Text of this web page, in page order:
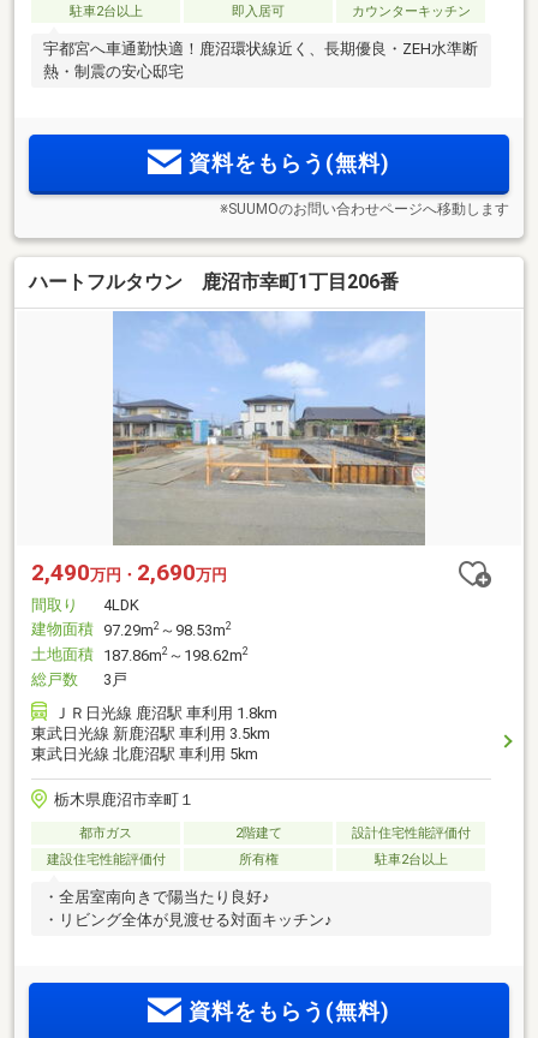
駐車2台以上 即入居可 カウンターキッチン
宇都宮へ車通勤快適！鹿沼環状線近く、長期優良・ZEH水準断
熱・制震の安心邸宅
資料をもらう(無料)
※SUUMOのお問い合わせページへ移動します
ハートフルタウン 鹿沼市幸町1丁目206番
2,490万円・ 2,690万円
間取り
4LDK
建物面積 97.29m2 ～98.53m2
土地面積 187.86m2 ～198.62m2
総戸数
3戸
ＪＲ日光線 鹿沼駅 車利用 1.8km
東武日光線 新鹿沼駅 車利用 3.5km
東武日光線 北鹿沼駅 車利用 5km
栃木県鹿沼市幸町１
都市ガス 2階建て
設計住宅性能評価付
建設住宅性能評価付
所有権 駐車2台以上
・全居室南向きで陽当たり良好♪
・リビング全体が見渡せる対面キッチン♪
資料をもらう(無料)